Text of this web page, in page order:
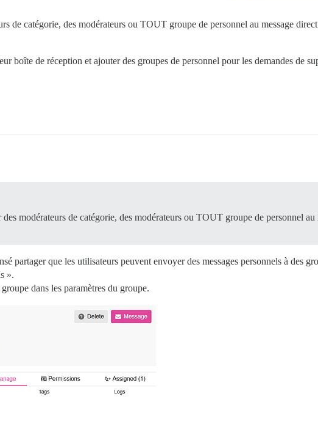
de catégorie, des modérateurs ou TOUT groupe de personnel au message
boîte de réception et ajouter des groupes de personnel pour les demandes de
modérateurs de catégorie, des modérateurs ou TOUT groupe de personnel
partager que les utilisateurs peuvent envoyer des messages personnels à des
».
dans les paramètres du groupe.